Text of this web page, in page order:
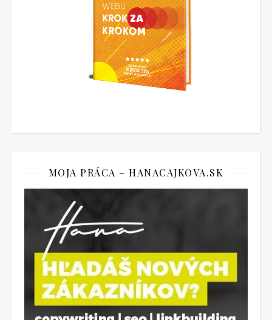
MOJA PRÁCA – HANACAJKOVA.SK